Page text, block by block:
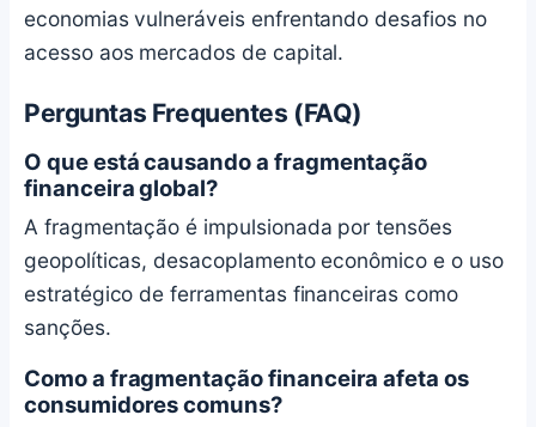
economias vulneráveis enfrentando desafios no
acesso aos mercados de capital.
Perguntas Frequentes (FAQ)
O que está causando a fragmentação
financeira global?
A fragmentação é impulsionada por tensões
geopolíticas, desacoplamento econômico e o uso
estratégico de ferramentas financeiras como
sanções.
Como a fragmentação financeira afeta os
consumidores comuns?